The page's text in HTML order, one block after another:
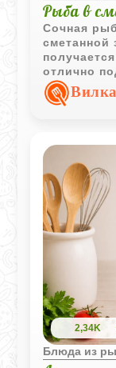
Рыба в
Сочная
сметанной
отлично
домашнего
стояния у
Вилка
2,34K
Блюда из